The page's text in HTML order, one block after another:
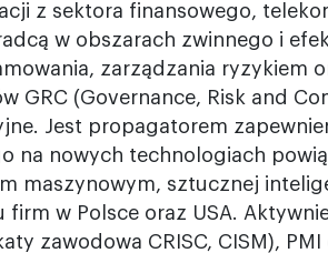
z sektora finansowego,
w obszarach zwinnego i
zarządzania ryzykiem
GRC (Governance, Risk and
Jest propagatorem
na nowych technologiach
maszynowym, sztucznej
firm w Polsce oraz USA.
zawodowa CRISC, CISM),